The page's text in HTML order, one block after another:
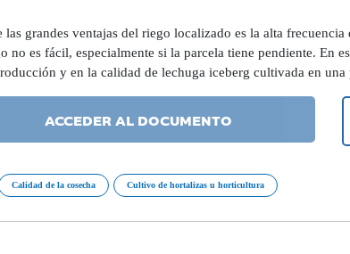
las grandes ventajas del riego localizado es la alta
no es fácil, especialmente si la parcela tiene pendiente. En
y en la calidad de lechuga iceberg cultivada en una
ACCEDER AL DOCUMENTO
Calidad de la cosecha Cultivo de hortalizas u horticultura